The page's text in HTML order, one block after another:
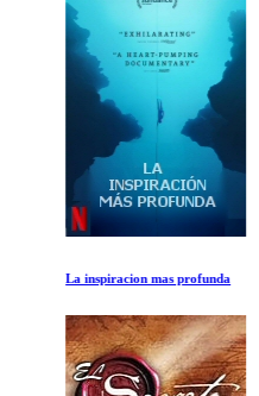
La inspiracion mas profunda